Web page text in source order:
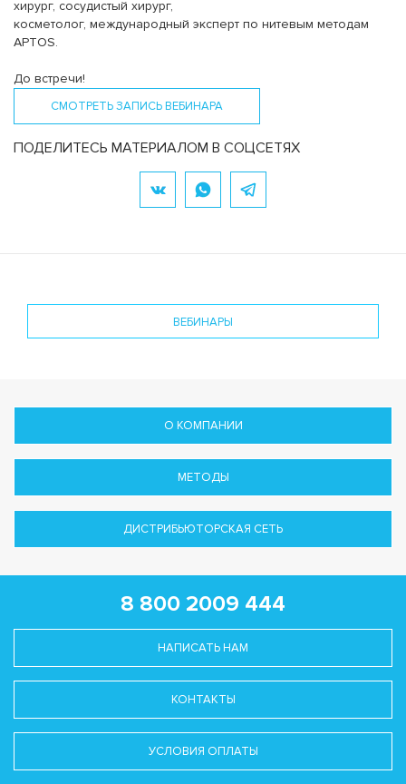
хирург, сосудистый хирург,
косметолог, международный эксперт по нитевым методам
APTOS.
До встречи!
СМОТРЕТЬ ЗАПИСЬ ВЕБИНАРА
ПОДЕЛИТЕСЬ МАТЕРИАЛОМ В СОЦСЕТЯХ
ВЕБИНАРЫ
О КОМПАНИИ
МЕТОДЫ
ДИСТРИБЬЮТОРСКАЯ СЕТЬ
8 800 2009 444
НАПИСАТЬ НАМ
КОНТАКТЫ
УСЛОВИЯ ОПЛАТЫ